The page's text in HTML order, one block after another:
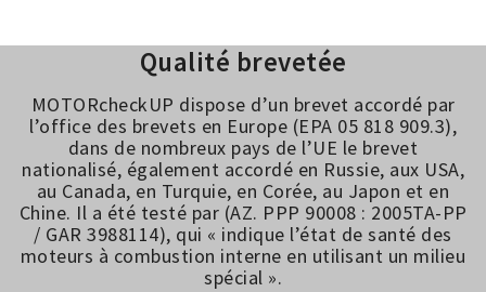
Qualité brevetée
MOTORcheckUP dispose d’un brevet accordé par
l’office des brevets en Europe (EPA 05 818 909.3),
dans de nombreux pays de l’UE le brevet
nationalisé, également accordé en Russie, aux USA,
au Canada, en Turquie, en Corée, au Japon et en
Chine. Il a été testé par (AZ. PPP 90008 : 2005TA-PP
/ GAR 3988114), qui « indique l’état de santé des
moteurs à combustion interne en utilisant un milieu
spécial ».